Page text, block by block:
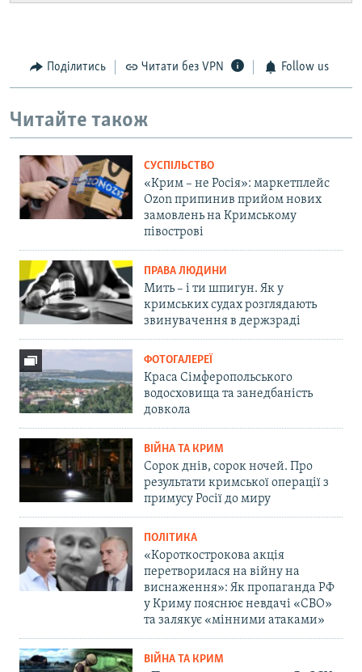
Поділитись Читати без VPN Follow us
Читайте також
СУСПІЛЬСТВО
«Крим – не Росія»: маркетплейс
Ozon припинив прийом нових
замовлень на Кримському
півострові
ПРАВА ЛЮДИНИ
Мить – і ти шпигун. Як у
кримських судах розглядають
звинувачення в держзраді
ФОТОГАЛЕРЕЇ
Краса Сімферопольського
водосховища та занедбаність
довкола
ВІЙНА ТА КРИМ
Сорок днів, сорок ночей. Про
результати кримської операції з
примусу Росії до миру
ПОЛІТИКА
«Короткострокова акція
перетворилася на війну на
виснаження»: Як пропаганда РФ
у Криму пояснює невдачі «СВО»
та залякує «мінними атаками»
ВІЙНА ТА КРИМ